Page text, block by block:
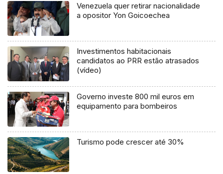
Venezuela quer retirar nacionalidade
a opositor Yon Goicoechea
Investimentos habitacionais
candidatos ao PRR estão atrasados
(vídeo)
Governo investe 800 mil euros em
equipamento para bombeiros
Turismo pode crescer até 30%